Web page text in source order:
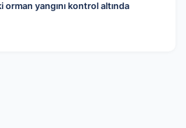
orman yangını kontrol altında